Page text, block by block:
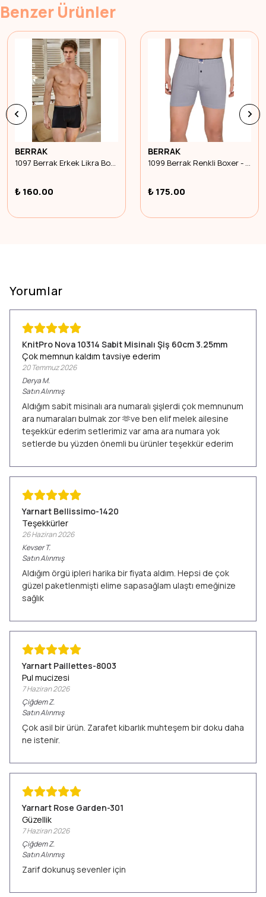
Benzer Ürünler
BERRAK
1097 Berrak Erkek Likra Boxer - Siyah - 3Xl
₺ 160.00
BERRAK
1099 Berrak Renkli Boxer - Gri - Xl Beden
₺ 175.00
Yorumlar
KnitPro Nova 10314 Sabit Misinalı Şiş 60cm 3.25mm
Çok memnun kaldım tavsiye ederim
20 Temmuz 2026
DeryaM.
Satın Alınmış
Aldığım sabit misinalı ara numaralı şişlerdi çok memnunum
ara numaraları bulmak zor 🫶ve ben elif melek ailesine
teşekkür ederim setlerimiz var ama ara numara yok
setlerde bu yüzden önemli bu ürünler teşekkür ederim
Yarnart Bellissimo-1420
Teşekkürler
26 Haziran 2026
Kevser T.
Satın Alınmış
Aldığım örgü ipleri harika bir fiyata aldım. Hepsi de çok
güzel paketlenmişti elime sapasağlam ulaştı emeğinize
sağlık
Yarnart Paillettes-8003
Pul mucizesi
7 Haziran 2026
ÇiğdemZ.
Satın Alınmış
Çok asil bir ürün. Zarafet kibarlık muhteşem bir doku daha
ne istenir.
Yarnart Rose Garden-301
Güzellik
7 Haziran 2026
ÇiğdemZ.
Satın Alınmış
Zarif dokunuş sevenler için